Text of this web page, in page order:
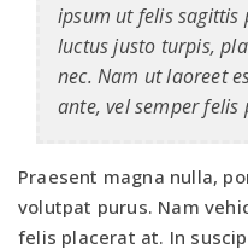
ipsum ut felis sagittis
luctus justo turpis,
nec. Nam ut laoreet
ante, vel semper felis
Praesent magna nulla,
volutpat purus. Nam
felis placerat at. In